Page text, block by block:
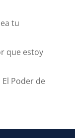
tu
que estoy
Poder de